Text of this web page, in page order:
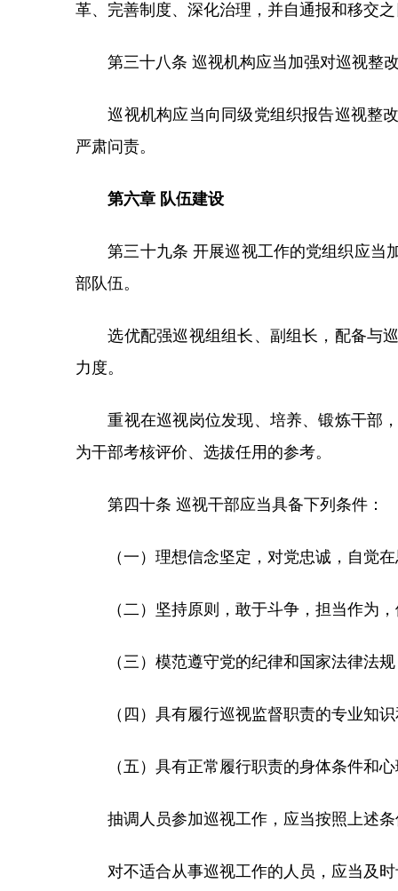
革、完善制度、深化治理，并自通报和移交
第三十八条 巡视机构应当加强对巡视整改
巡视机构应当向同级党组织报告巡视整改
严肃问责。
第六章 队伍建设
第三十九条 开展巡视工作的党组织应当加
部队伍。
选优配强巡视组组长、副组长，配备与巡
力度。
重视在巡视岗位发现、培养、锻炼干部，
为干部考核评价、选拔任用的参考。
第四十条 巡视干部应当具备下列条件：
（一）理想信念坚定，对党忠诚，自觉在
（二）坚持原则，敢于斗争，担当作为，
（三）模范遵守党的纪律和国家法律法规
（四）具有履行巡视监督职责的专业知识
（五）具有正常履行职责的身体条件和心
抽调人员参加巡视工作，应当按照上述条
对不适合从事巡视工作的人员，应当及时